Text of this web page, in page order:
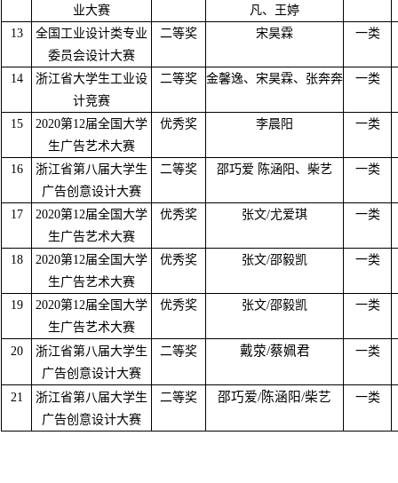
业大赛
凡、王婷
13
全国工业设计类专业
委员会设计大赛
二等奖 宋昊霖 一类
14
浙江省大学生工业设
计竞赛
二等奖 金馨逸、宋昊霖、张奔奔 一类
15
2020第12届全国大学
生广告艺术大赛
优秀奖 李晨阳 一类
16
浙江省第八届大学生
广告创意设计大赛
二等奖 邵巧爱 陈涵阳、柴艺 一类
17
2020第12届全国大学
生广告艺术大赛
优秀奖 张文/尤爱琪 一类
18
2020第12届全国大学
生广告艺术大赛
优秀奖 张文/邵毅凯 一类
19
2020第12届全国大学
生广告艺术大赛
优秀奖 张文/邵毅凯 一类
20
浙江省第八届大学生
广告创意设计大赛
二等奖 戴荥/蔡姵君 一类
21
浙江省第八届大学生
广告创意设计大赛
二等奖 邵巧爱/陈涵阳/柴艺 一类